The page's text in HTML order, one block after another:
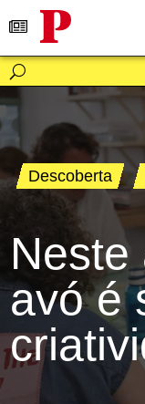
Descoberta
Neste
avó é